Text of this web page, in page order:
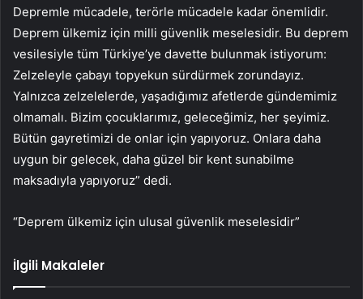
Depremle mücadele, terörle mücadele kadar önemlidir.
Deprem ülkemiz için milli güvenlik meselesidir. Bu deprem
vesilesiyle tüm Türkiye’ye davette bulunmak istiyorum:
Zelzeleyle çabayı topyekun sürdürmek zorundayız.
Yalnızca zelzelelerde, yaşadığımız afetlerde gündemimiz
olmamalı. Bizim çocuklarımız, geleceğimiz, her şeyimiz.
Bütün gayretimizi de onlar için yapıyoruz. Onlara daha
uygun bir gelecek, daha güzel bir kent sunabilme
maksadıyla yapıyoruz” dedi.
“Deprem ülkemiz için ulusal güvenlik meselesidir”
İlgili Makaleler